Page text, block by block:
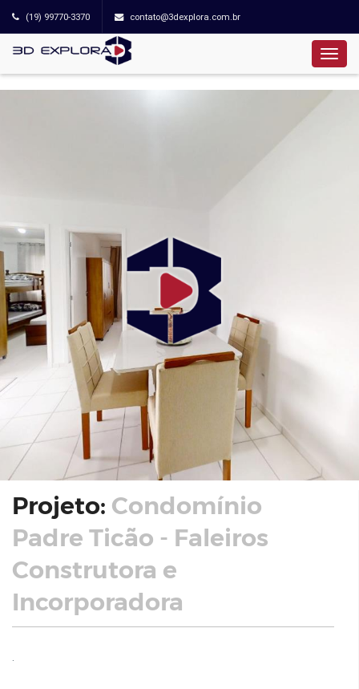
(19) 99770-3370 contato@3dexplora.com.br
Projeto: Condomínio
Padre Ticão - Faleiros
Construtora e
Incorporadora